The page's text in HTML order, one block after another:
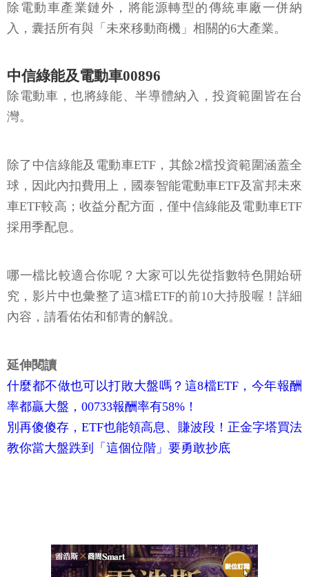
除電動車產業鏈外，將能源轉型的傳統車廠一併納
入，囊括所有與「未來移動商機」相關的6大產業。
中信綠能及電動車00896
除電動車，也將綠能、半導體納入，投資範圍皆在台
灣。
除了中信綠能及電動車ETF，其餘2檔投資範圍涵蓋全
球，因此內扣費用上，國泰智能電動車ETF及富邦未來
車ETF較高；收益分配方面，僅中信綠能及電動車ETF
採用季配息。
哪一檔比較適合你呢？大家可以先從指數特色開始研
究，影片中也彙整了這3檔ETF的前10大持股喔！詳細
內容，請看佑佑和郁青的解說。
延伸閱讀
什麼都不做也可以打敗大盤嗎？這8檔ETF，今年報酬
率都贏大盤，00733報酬率有58%！
別再傻傻存，ETF也能領高息、賺波段！正金字塔買法
教你當大盤跌到「這個位階」要勇敢抄底